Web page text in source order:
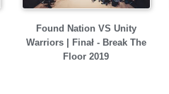
Found Nation VS Unity
Warriors | Finał - Break The
Floor 2019